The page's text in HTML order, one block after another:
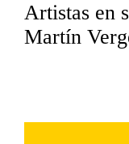
Artistas en
Martín